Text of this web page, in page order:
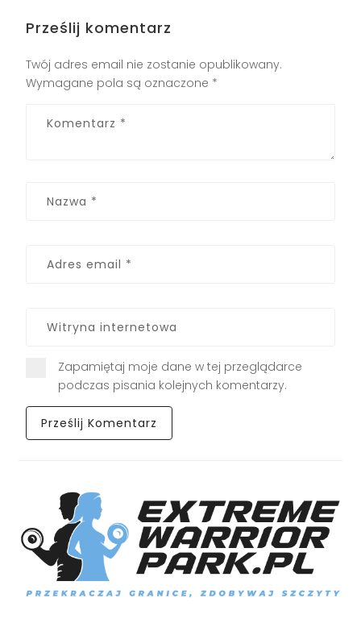
Prześlij komentarz
Twój adres email nie zostanie opublikowany.
Wymagane pola są oznaczone *
Zapamiętaj moje dane w tej przeglądarce
podczas pisania kolejnych komentarzy.